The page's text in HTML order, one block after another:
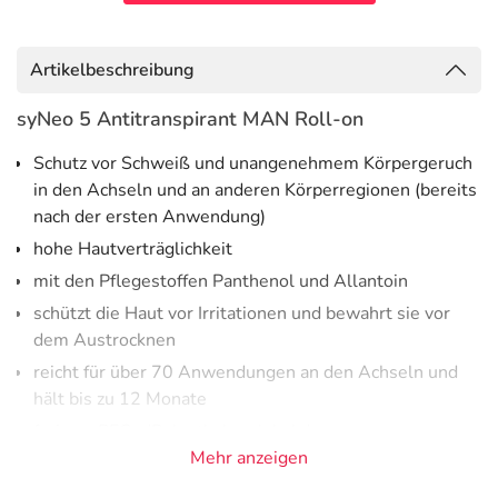
Artikelbeschreibung
syNeo 5 Antitranspirant MAN Roll-on
Schutz vor Schweiß und unangenehmem Körpergeruch
in den Achseln und an anderen Körperregionen (bereits
nach der ersten Anwendung)
hohe Hautverträglichkeit
mit den Pflegestoffen Panthenol und Allantoin
schützt die Haut vor Irritationen und bewahrt sie vor
dem Austrocknen
reicht für über 70 Anwendungen an den Achseln und
hält bis zu 12 Monate
mit einem pflanzlichen und für Lebensmittel
Mehr anzeigen